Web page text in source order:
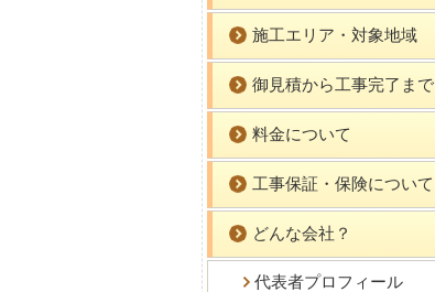
施工エリア・対象地域
御見積から工事完了まで
料金について
工事保証・保険について
どんな会社？
代表者プロフィール